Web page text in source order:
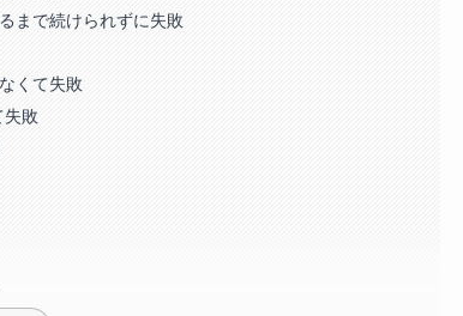
まで続けられずに失敗
くて失敗
失敗